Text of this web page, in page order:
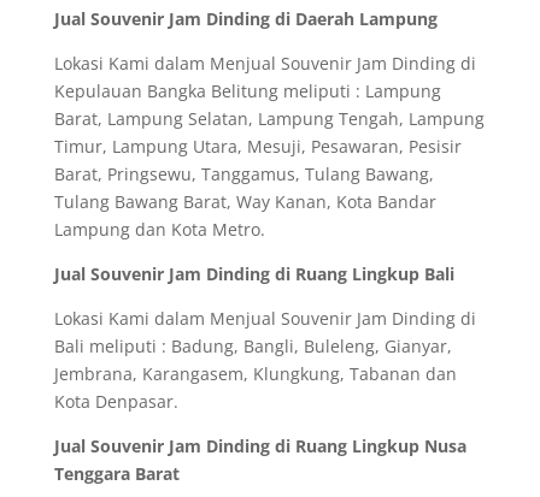
Jual Souvenir Jam Dinding di Daerah Lampung
Lokasi Kami dalam Menjual Souvenir Jam Dinding di
Kepulauan Bangka Belitung meliputi : Lampung
Barat, Lampung Selatan, Lampung Tengah, Lampung
Timur, Lampung Utara, Mesuji, Pesawaran, Pesisir
Barat, Pringsewu, Tanggamus, Tulang Bawang,
Tulang Bawang Barat, Way Kanan, Kota Bandar
Lampung dan Kota Metro.
Jual Souvenir Jam Dinding di Ruang Lingkup Bali
Lokasi Kami dalam Menjual Souvenir Jam Dinding di
Bali meliputi : Badung, Bangli, Buleleng, Gianyar,
Jembrana, Karangasem, Klungkung, Tabanan dan
Kota Denpasar.
Jual Souvenir Jam Dinding di Ruang Lingkup Nusa
Tenggara Barat